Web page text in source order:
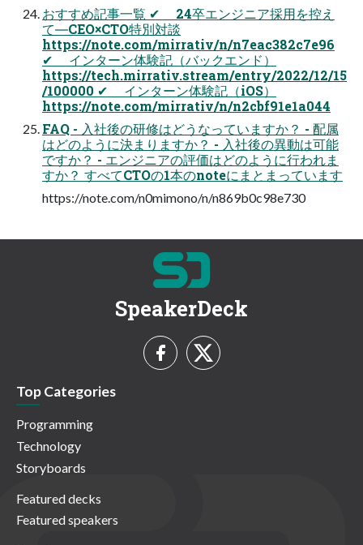
おすすめ記事一覧 ✔ 24卒エンジニア採用を控え
て―CEO×CTO特別対談
https://note.com/mirrativ/n/n7eac382c7e96
✔ インターン体験記（バックエンド）
https://tech.mirrativ.stream/entry/2022/12/15
/100000 ✔ インターン体験記（iOS）
https://note.com/mirrativ/n/n2cbf91e1a044
FAQ - 入社後の研修はどうなっていますか？ - 配属
はどのように決まりますか？ - 入社後の異動は可能
ですか？ - エンジニアの評価はどのように行われま
すか？ すべてCTOの1本のnoteにまとまっています
https://note.com/n0mimono/n/n869b0c98e730
SpeakerDeck
Top Categories
Programming
Technology
Storyboards
Featured decks
Featured speakers